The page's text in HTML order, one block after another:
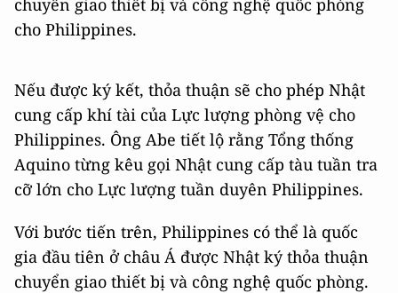
chuyển giao thiết bị và công nghệ quốc phòng
cho Philippines.
Nếu được ký kết, thỏa thuận sẽ cho phép Nhật
cung cấp khí tài của Lực lượng phòng vệ cho
Philippines. Ông Abe tiết lộ rằng Tổng thống
Aquino từng kêu gọi Nhật cung cấp tàu tuần tra
cỡ lớn cho Lực lượng tuần duyên Philippines.
Với bước tiến trên, Philippines có thể là quốc
gia đầu tiên ở châu Á được Nhật ký thỏa thuận
chuyển giao thiết bị và công nghệ quốc phòng.